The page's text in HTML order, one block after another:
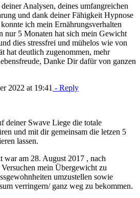
Analysen, deines umfangreichen
und dank deiner Fähigkeit Hypnose
ich mein Ernährungsverhalten
nur 5 Monaten hat sich mein Gewicht
dies stressfrei und mühelos wie von
hat deutlich zugenommen, mehr
Danke Dir dafür von ganzen
2022 at 19:41 - Reply
deiner Swave Liege die totale
und mit dir gemeinsam die letzen 5
lassen.
war am 28. August 2017 , nach
mein Übergewicht zu
umzustellen sowie
verringern/ ganz weg zu bekommen.